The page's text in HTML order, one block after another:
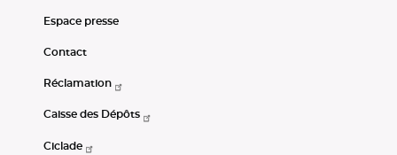
Espace presse
Contact
Réclamation
Caisse des Dépôts
Ciclade